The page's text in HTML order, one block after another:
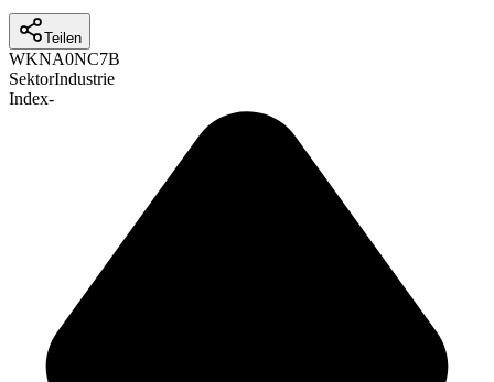
Teilen
WKNA0NC7B
SektorIndustrie
Index-